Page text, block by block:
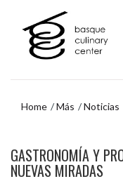
contenido
principal
navegación
Home Más Noticias
menú
GASTRONOMÍA Y
NUEVAS MIRADAS